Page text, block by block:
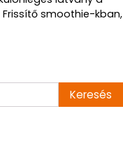
Frissítő smoothie-kban,